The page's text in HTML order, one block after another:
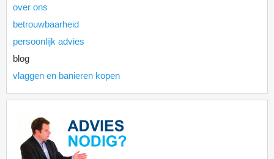
over ons
betrouwbaarheid
persoonlijk advies
blog
vlaggen en banieren kopen